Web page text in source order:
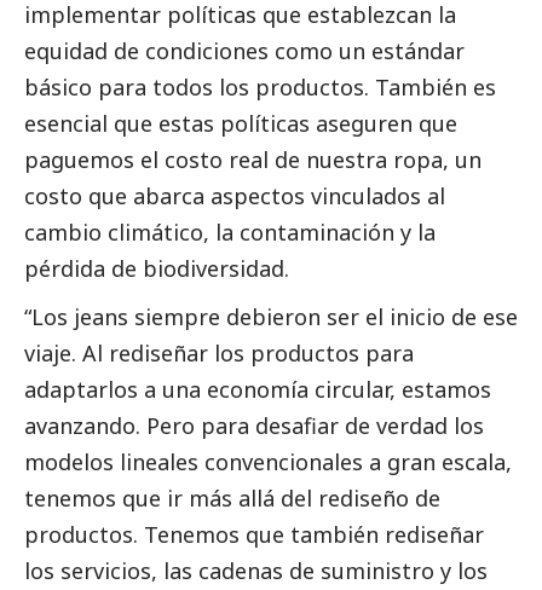
implementar políticas que establezcan la
equidad de condiciones como un estándar
básico para todos los productos. También es
esencial que estas políticas aseguren que
paguemos el costo real de nuestra ropa, un
costo que abarca aspectos vinculados al
cambio climático, la contaminación y la
pérdida de biodiversidad.
“Los jeans siempre debieron ser el inicio de ese
viaje. Al rediseñar los productos para
adaptarlos a una economía circular, estamos
avanzando. Pero para desafiar de verdad los
modelos lineales convencionales a gran escala,
tenemos que ir más allá del rediseño de
productos. Tenemos que también rediseñar
los servicios, las cadenas de suministro y los